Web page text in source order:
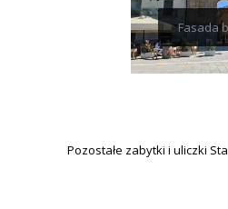
Fasada
Pozostałe zabytki i uliczki